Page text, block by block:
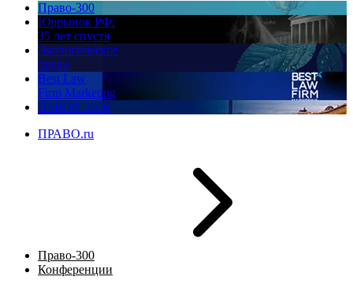
Право-300
Юррынок РФ:
35 лет спустя
Экологическое
право
Best Law
Firm Marketing
ПМЮФ 2026
ПРАВО.ru
Право-300
Конференции